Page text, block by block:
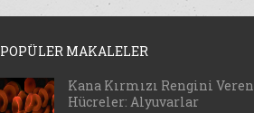
POPÜLER MAKALELER
Kana Kırmızı Rengini Veren
Hücreler: Alyuvarlar